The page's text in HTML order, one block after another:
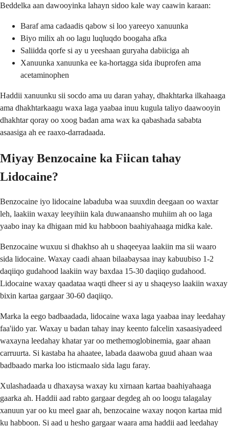
Beddelka aan dawooyinka lahayn sidoo kale way caawin karaan:
Baraf ama cadaadis qabow si loo yareeyo xanuunka
Biyo milix ah oo lagu luqluqdo boogaha afka
Saliidda qorfe si ay u yeeshaan guryaha dabiiciga ah
Xanuunka xanuunka ee ka-hortagga sida ibuprofen ama
acetaminophen
Haddii xanuunku sii socdo ama uu daran yahay, dhakhtarka ilkahaaga
ama dhakhtarkaagu waxa laga yaabaa inuu kugula taliyo daawooyin
dhakhtar qoray oo xoog badan ama wax ka qabashada sababta
asaasiga ah ee raaxo-darradaada.
Miyay Benzocaine ka Fiican tahay
Lidocaine?
Benzocaine iyo lidocaine labaduba waa suuxdin deegaan oo waxtar
leh, laakiin waxay leeyihiin kala duwanaansho muhiim ah oo laga
yaabo inay ka dhigaan mid ku habboon baahiyahaaga midka kale.
Benzocaine wuxuu si dhakhso ah u shaqeeyaa laakiin ma sii waaro
sida lidocaine. Waxay caadi ahaan bilaabaysaa inay kabuubiso 1-2
daqiiqo gudahood laakiin way baxdaa 15-30 daqiiqo gudahood.
Lidocaine waxay qaadataa waqti dheer si ay u shaqeyso laakiin waxay
bixin kartaa gargaar 30-60 daqiiqo.
Marka la eego badbaadada, lidocaine waxa laga yaabaa inay leedahay
faa'iido yar. Waxay u badan tahay inay keento falcelin xasaasiyadeed
waxayna leedahay khatar yar oo methemoglobinemia, gaar ahaan
carruurta. Si kastaba ha ahaatee, labada daawoba guud ahaan waa
badbaado marka loo isticmaalo sida lagu faray.
Xulashadaada u dhaxaysa waxay ku xirnaan kartaa baahiyahaaga
gaarka ah. Haddii aad rabto gargaar degdeg ah oo loogu talagalay
xanuun yar oo ku meel gaar ah, benzocaine waxay noqon kartaa mid
ku habboon. Si aad u hesho gargaar waara ama haddii aad leedahay